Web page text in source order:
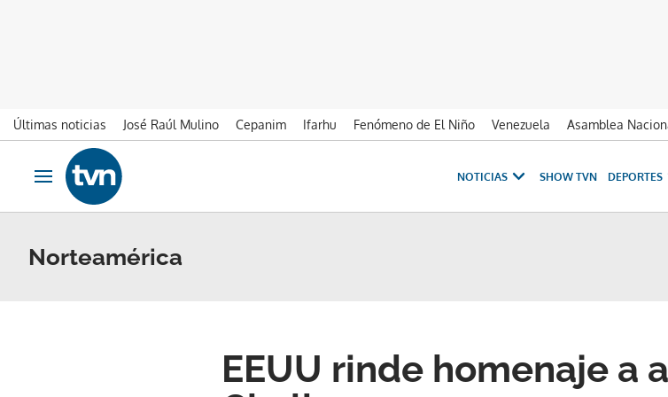
Últimas noticias José Raúl Mulino Cepanim Ifarhu Fenómeno de El Niño Venezuela Asamblea
Ir al contenido
Obrir navegació
NOTICIAS SHOW TVN DEPORTES
Norteamérica
EEUU rinde homenaje a